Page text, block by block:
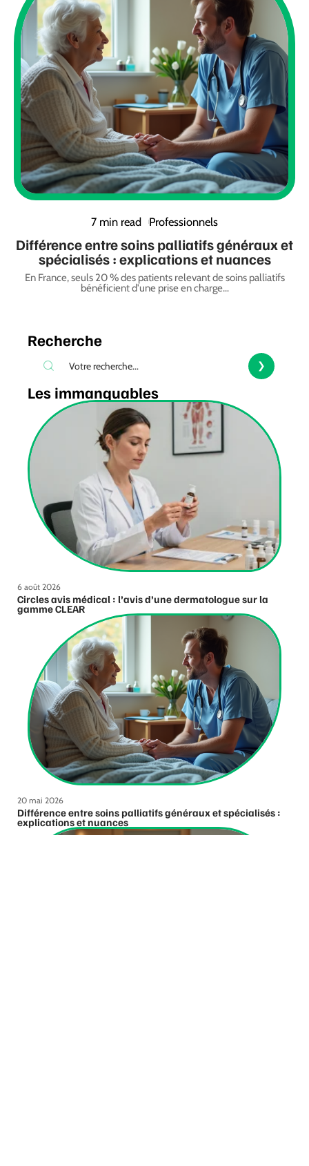
7 min read Professionnels
Différence entre soins palliatifs généraux et
spécialisés : explications et nuances
En France, seuls 20 % des patients relevant de soins palliatifs
bénéficient d'une prise en charge…
Recherche
Les immanquables
6 août 2026
Circles avis médical : l’avis d’une dermatologue sur la
gamme CLEAR
20 mai 2026
Différence entre soins palliatifs généraux et spécialisés :
explications et nuances